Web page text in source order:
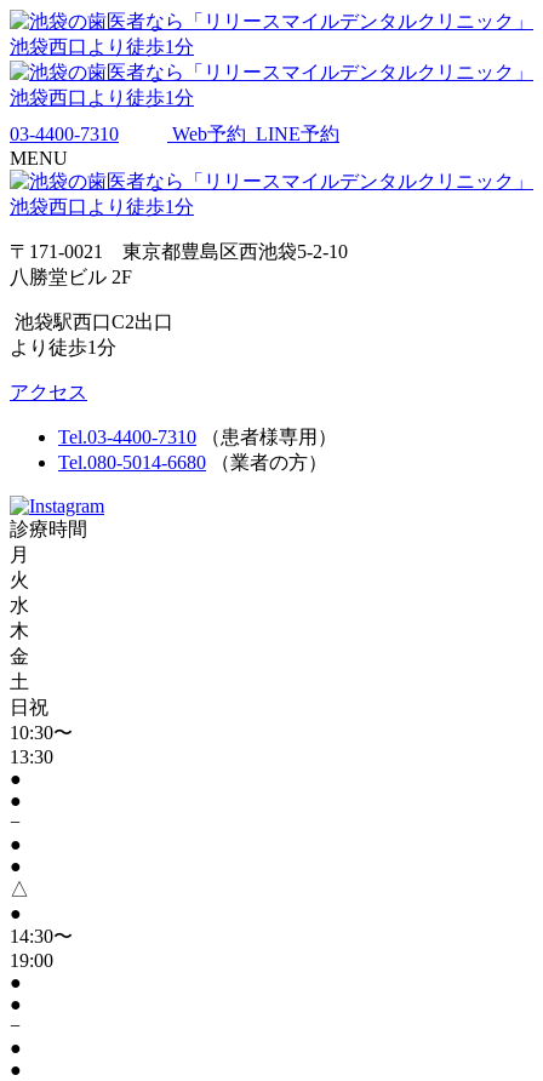
03-4400-7310 Web予約 LINE予約
MENU
〒171-0021 東京都豊島区西池袋5-2-10
八勝堂ビル 2F
池袋駅西口C2出口
より徒歩1分
アクセス
Tel.03-4400-7310
（患者様専用）
Tel.080-5014-6680
（業者の方）
診療時間
月
火
水
木
金
土
日祝
10:30〜
13:30
●
●
−
●
●
△
●
14:30〜
19:00
●
●
−
●
●